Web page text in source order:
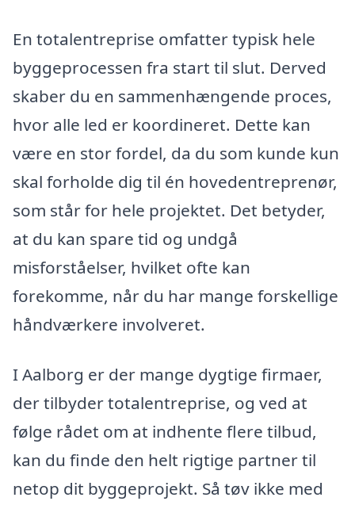
En totalentreprise omfatter typisk hele
byggeprocessen fra start til slut. Derved
skaber du en sammenhængende proces,
hvor alle led er koordineret. Dette kan
være en stor fordel, da du som kunde kun
skal forholde dig til én hovedentreprenør,
som står for hele projektet. Det betyder,
at du kan spare tid og undgå
misforståelser, hvilket ofte kan
forekomme, når du har mange forskellige
håndværkere involveret.
I Aalborg er der mange dygtige firmaer,
der tilbyder totalentreprise, og ved at
følge rådet om at indhente flere tilbud,
kan du finde den helt rigtige partner til
netop dit byggeprojekt. Så tøv ikke med